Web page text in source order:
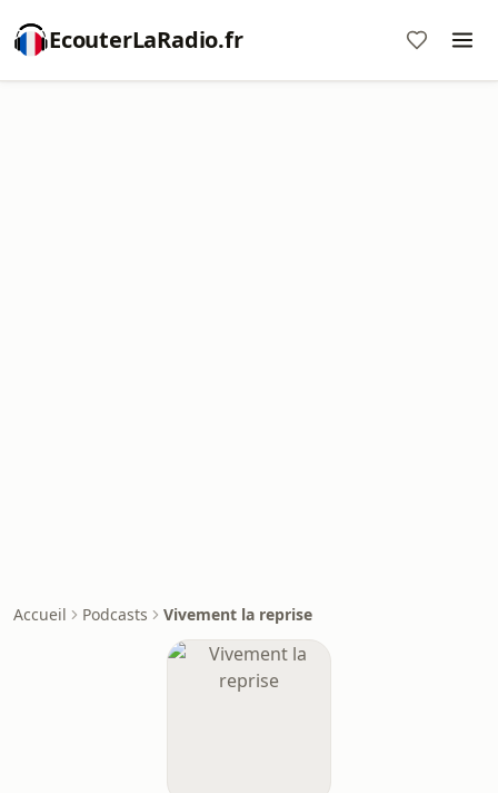
EcouterLaRadio.fr
Accueil Podcasts Vivement la reprise